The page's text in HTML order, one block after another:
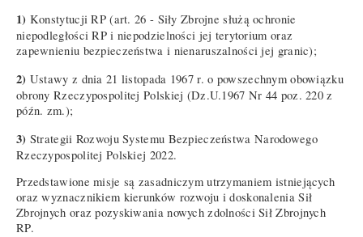
1) Konstytucji RP (art. 26 - Siły Zbrojne służą ochronie
niepodległości RP i niepodzielności jej terytorium oraz
zapewnieniu bezpieczeństwa i nienaruszalności jej granic);
2) Ustawy z dnia 21 listopada 1967 r. o powszechnym obowiązku
obrony Rzeczypospolitej Polskiej (Dz.U.1967 Nr 44 poz. 220 z
późn. zm.);
3) Strategii Rozwoju Systemu Bezpieczeństwa Narodowego
Rzeczypospolitej Polskiej 2022.
Przedstawione misje są zasadniczym utrzymaniem istniejących
oraz wyznacznikiem kierunków rozwoju i doskonalenia Sił
Zbrojnych oraz pozyskiwania nowych zdolności Sił Zbrojnych
RP.